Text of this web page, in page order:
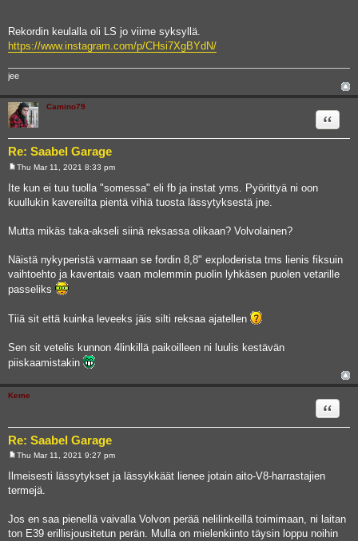
Rekordin keulalla oli LS jo viime syksyllä.
https://www.instagram.com/p/CHsi7XgBYdN/
jee
Camino79
Re: Saabel Garage
Quote
s
t
Thu Mar 11, 2021 8:33 pm
Ite kun ei tuu tuolla "somessa" eli fb ja instat yms. Pyörittyä ni oon
kuullukin kavereilta pientä vihiä tuosta lässytyksestä jne.
Mutta mikäs taka-akseli siinä reksassa olikaan? Volvolainen?
Näistä nykyperistä varmaan se fordin 8,8" exploderista tms lienis fiksuin
vaihtoehto ja kaventais vaan molemmin puolin lyhkäsen puolen vetarille
passeliks
Tiiä sit että kuinka leveeks jäis silti reksaa ajatellen
Sen sit vetelis kunnon 4linkillä paikoilleen ni luulis kestävän
piiskaamistakin
Keme
Re: Saabel Garage
Quote
s
t
Thu Mar 11, 2021 9:27 pm
Ilmeisesti lässytykset ja lässykkäät lienee jotain aito-V8-harrastajien
termejä.
Jos en saa pienellä vaivalla Volvon perää nelilinkeillä toimimaan, ni laitan
ton E39 erillisjousitetun perän. Mulla on mielenkiinto täysin loppu noihin